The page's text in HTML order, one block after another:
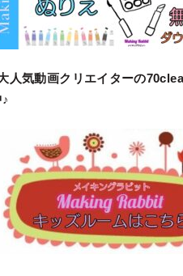
人気動画クリエイターの